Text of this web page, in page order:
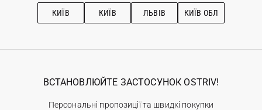
КИЇВ КИЇВ ЛЬВІВ КИЇВ ОБЛ
ВСТАНОВЛЮЙТЕ ЗАСТОСУНОК OSTRIV!
Персональні пропозиції та швидкі покупки